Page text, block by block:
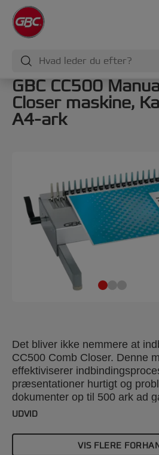
GBC CC500
Closer maskine,
A4-ark
Det bliver ikke nemmere at
CC500 Comb Closer. Denne
effektiviserer
præsentationer hurtigt og
dokumenter op til 500 ark ad
Venstrehåndsgrebet fungerer
ubesværet betjening.
UDVID
VIS FLERE